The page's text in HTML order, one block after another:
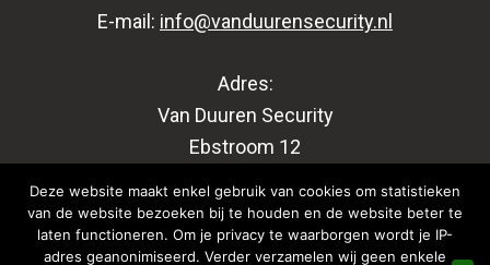
E-mail: info@vanduurensecurity.nl
Adres:
Van Duuren Security
Ebstroom 12
KvK 81428758
Deze website maakt enkel gebruik van cookies om statistieken
van de website bezoeken bij te houden en de website beter te
laten functioneren. Om je privacy te waarborgen wordt je IP-
adres geanonimiseerd. Verder verzamelen wij geen enkele